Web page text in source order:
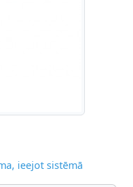
ieejot sistēmā